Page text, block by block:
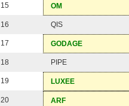
15 OM
16 QIS
17 GODAGE
18 PIPE
19 LUXEE
20 ARF